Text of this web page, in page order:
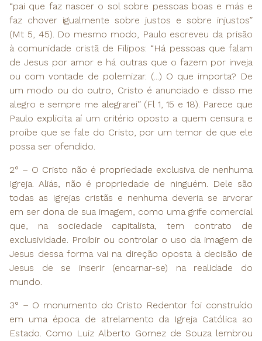
“pai que faz nascer o sol sobre pessoas boas e más e
faz chover igualmente sobre justos e sobre injustos”
(Mt 5, 45). Do mesmo modo, Paulo escreveu da prisão
à comunidade cristã de Filipos: “Há pessoas que falam
de Jesus por amor e há outras que o fazem por inveja
ou com vontade de polemizar. (...) O que importa? De
um modo ou do outro, Cristo é anunciado e disso me
alegro e sempre me alegrarei” (Fl 1, 15 e 18). Parece que
Paulo explicita aí um critério oposto a quem censura e
proíbe que se fale do Cristo, por um temor de que ele
possa ser ofendido.
2° – O Cristo não é propriedade exclusiva de nenhuma
Igreja. Aliás, não é propriedade de ninguém. Dele são
todas as Igrejas cristãs e nenhuma deveria se arvorar
em ser dona de sua imagem, como uma grife comercial
que, na sociedade capitalista, tem contrato de
exclusividade. Proibir ou controlar o uso da imagem de
Jesus dessa forma vai na direção oposta à decisão de
Jesus de se inserir (encarnar-se) na realidade do
mundo.
3° – O monumento do Cristo Redentor foi construído
em uma época de atrelamento da Igreja Católica ao
Estado. Como Luiz Alberto Gomez de Souza lembrou